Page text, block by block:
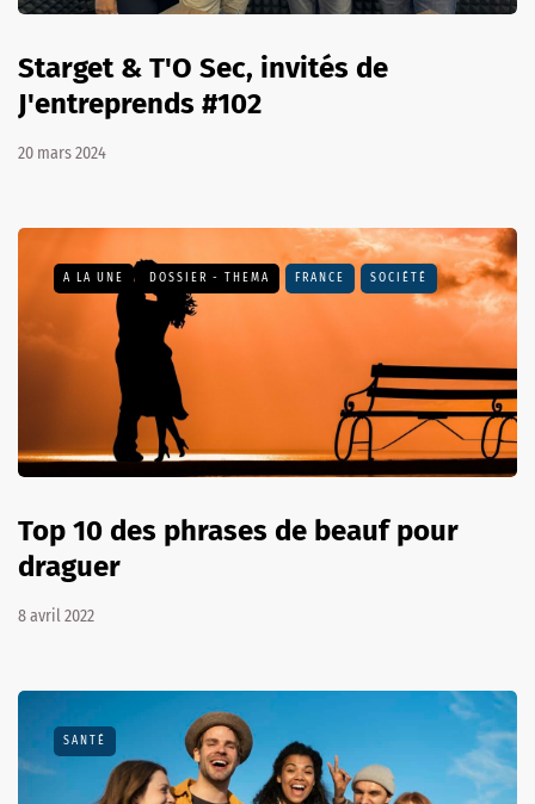
Starget & T'O Sec, invités de
J'entreprends #102
20 mars 2024
A LA UNE DOSSIER - THEMA FRANCE SOCIÉTÉ
Top 10 des phrases de beauf pour
draguer
8 avril 2022
SANTÉ